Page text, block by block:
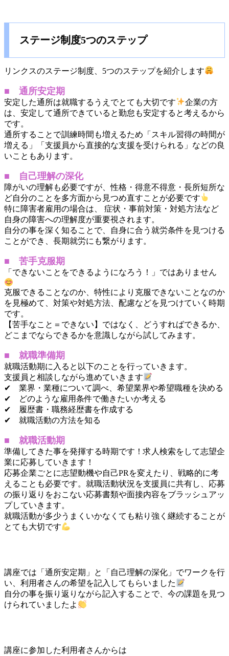
ステージ制度5つのステップ
リンクスのステージ制度、5つのステップを紹介します
■ 通所安定期
安定した通所は就職するうえでとても大切です
企業の方
は、安定して通所できていると勤怠も安定すると考えるから
です。
通所することで訓練時間も増えるため「スキル習得の時間が
増える」「支援員から直接的な支援を受けられる」などの良
いこともあります。
■ 自己理解の深化
障がいの理解も必要ですが、性格・得意不得意・長所短所な
ど自分のことを多方面から見つめ直すことが必要です
特に障害者雇⽤の場合は、 症状・事前対策・対処方法など
⾃⾝の障害への理解度が重要視されます。
自分の事を深く知ることで、自身に合う就労条件を見つける
ことができ、長期就労にも繋がります。
■ 苦手克服期
「できないことをできるようになろう！」ではありません
克服できることなのか、特性により克服できないことなのか
を見極めて、対策や対処方法、配慮などを見つけていく時期
です。
【苦手なこと＝できない】ではなく、どうすればできるか、
どこまでならできるかを意識しながら試してみます。
■ 就職準備期
就職活動期に入ると以下のことを行っていきます。
支援員と相談しながら進めていきます
✔ 業界・業種について調べ、希望業界や希望職種を決める
✔ どのような雇用条件で働きたいか考える
✔ 履歴書・職務経歴書を作成する
✔ 就職活動の方法を知る
■ 就職活動期
準備してきた事を発揮する時期です！求人検索をして志望企
業に応募していきます！
応募企業ごとに志望動機や自己PRを変えたり、戦略的に考
えることも必要です。就職活動状況を支援員に共有し、応募
の振り返りをおこない応募書類や面接内容をブラッシュアッ
プしていきます。
就職活動が多少うまくいかなくても粘り強く継続することが
とても大切です
講座では「通所安定期」と「自己理解の深化」でワークを行
い、利用者さんの希望を記入してもらいました
自分の事を振り返りながら記入することで、今の課題を見つ
けられていましたよ
講座に参加した利用者さんからは